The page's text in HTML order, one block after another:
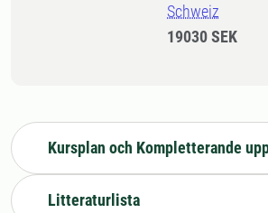
Schweiz
19030 SEK
Kursplan och Kompletterande
Litteraturlista